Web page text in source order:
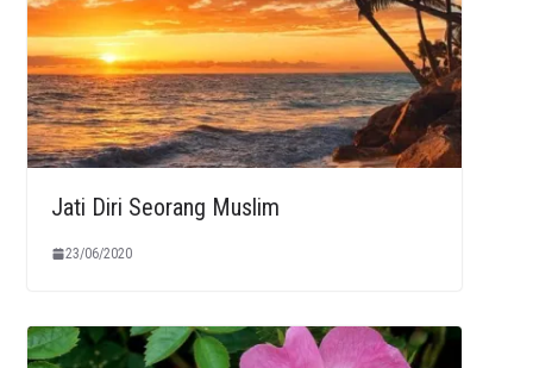
Jati Diri Seorang Muslim
23/06/2020